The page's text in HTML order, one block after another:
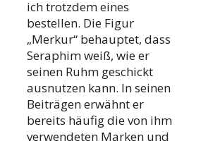
ich trotzdem eines
bestellen. Die Figur
„Merkur“ behauptet, dass
Seraphim weiß, wie er
seinen Ruhm geschickt
ausnutzen kann. In seinen
Beiträgen erwähnt er
bereits häufig die von ihm
verwendeten Marken und